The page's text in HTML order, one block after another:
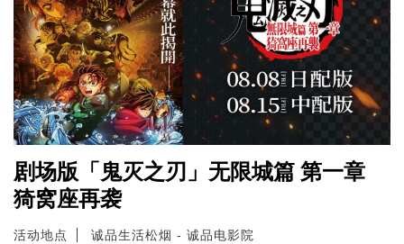
剧场版「鬼灭之刃」无限城篇 第一章
猗窝座再袭
活动地点
诚品生活松烟 - 诚品电影院